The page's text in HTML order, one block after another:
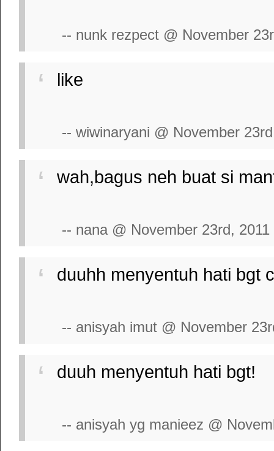
-- nunk rezpect @ November
like
-- wiwinaryani @ November
wah,bagus neh buat si
-- nana @ November 23rd, 2011
duuhh menyentuh hati bgt
-- anisyah imut @ November
duuh menyentuh hati bgt!
-- anisyah yg manieez @